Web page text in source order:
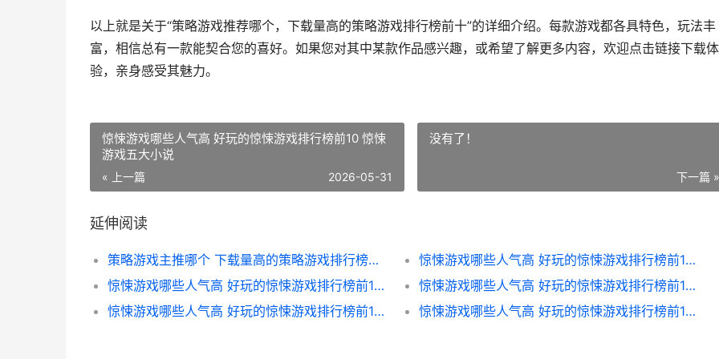
以上就是关于“策略游戏推荐哪个，下载量高的策略游戏排行榜前十”的详细介绍。每款游戏都各具特色，玩法丰
富，相信总有一款能契合您的喜好。如果您对其中某款作品感兴趣，或希望了解更多内容，欢迎点击链接下载体
验，亲身感受其魅力。
惊悚游戏哪些人气高 好玩的惊悚游戏排行榜前10 惊悚
游戏五大小说
« 上一篇 2026-05-31
没有了！
下一篇 »
延伸阅读
策略游戏主推哪个 下载量高的策略游戏排行榜前10 策略游戏哪个好
惊悚游戏哪些人气高 好玩的惊悚游戏排行榜前10 惊悚游戏五大小说
惊悚游戏哪些人气高 好玩的惊悚游戏排行榜前10 惊悚游戏哪些人在一起了
惊悚游戏哪些人气高 好玩的惊悚游戏排行榜前10 惊悚游戏排行榜前十名
惊悚游戏哪些人气高 好玩的惊悚游戏排行榜前10 惊悚游戏哪些人喜欢女主
惊悚游戏哪些人气高 好玩的惊悚游戏排行榜前10 惊悚游戏端游